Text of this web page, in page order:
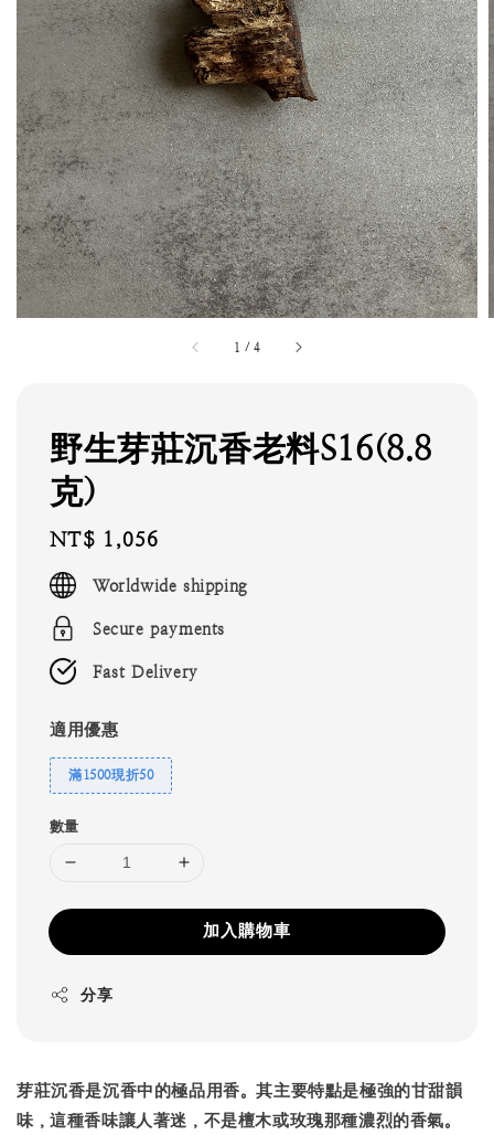
1 /4
野生芽莊沉香老料S16(8.8
克)
Regular
price
NT$ 1,056
Worldwide shipping
Secure payments
Fast Delivery
適用優惠
滿1500現折50
數量
加入購物車
分享
芽莊沉香是沉香中的極品用香。其主要特點是極強的甘甜韻
味，這種香味讓人著迷，不是檀木或玫瑰那種濃烈的香氣。